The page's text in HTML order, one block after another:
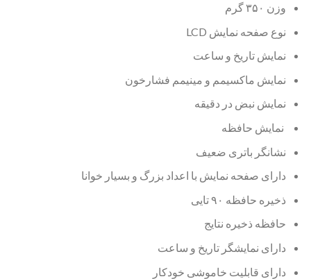
وزن ۳۵۰ گرم
نوع صفحه نمایش LCD
نمایش تاریخ و ساعت
نمایش ماکسیمم و مینیمم فشارخون
نمایش نبض در دقیقه
نمایش حافظه
نشانگر باتری ضعیف
دارای صفحه نمایش با اعداد بزرگ و بسیار خوانا
ذخیره حافظه ۹۰ تایی
حافظه ذخیره نتایج
دارای نمایشگر تاریخ و ساعت
دارای قابلیت خاموشی خودکار